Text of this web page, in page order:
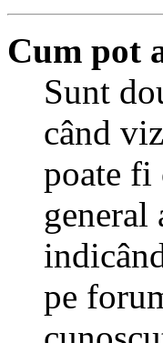
Cum pot
Sunt
când
poate fi
general
pe